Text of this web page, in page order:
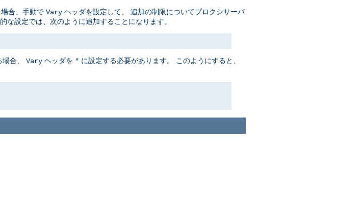
合、手動で Vary ヘッダを設定して、 追加の制限についてプロクシサーバ
な設定では、次のように追加することになります。
合、 Vary ヘッダを * に設定する必要があります。 このようにすると、